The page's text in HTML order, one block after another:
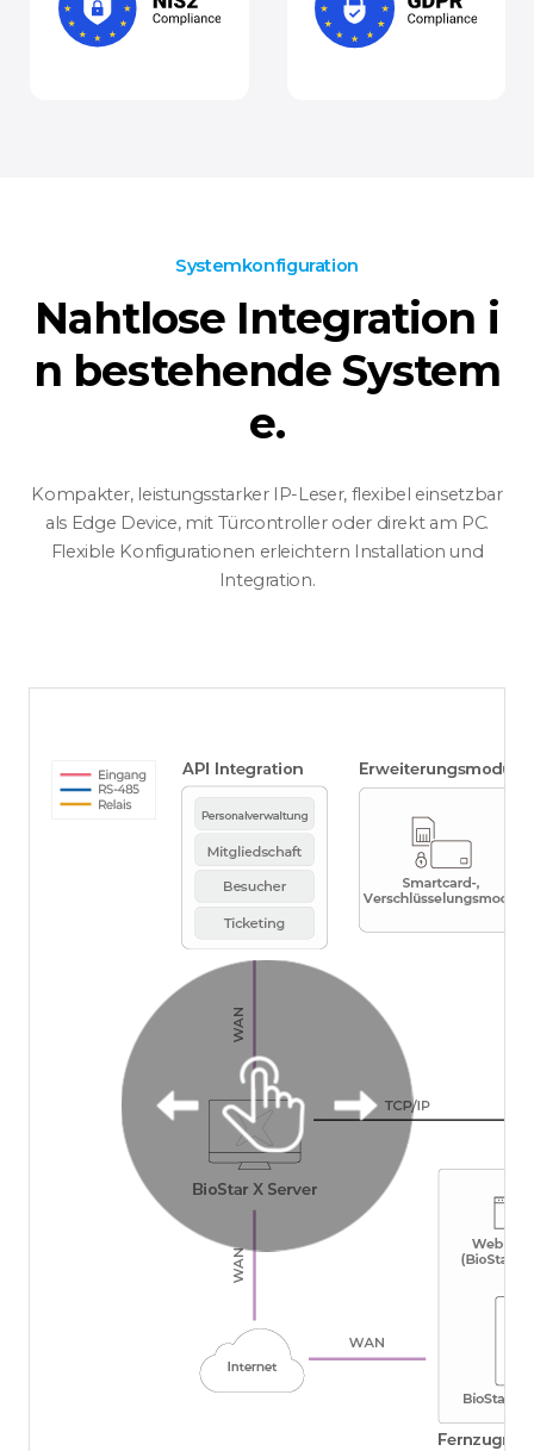
Systemkonfiguration
Nahtlose Integration i
n bestehende System
e.
Kompakter, leistungsstarker IP-Leser, flexibel einsetzbar
als Edge Device, mit Türcontroller oder direkt am PC.
Flexible Konfigurationen erleichtern Installation und
Integration.